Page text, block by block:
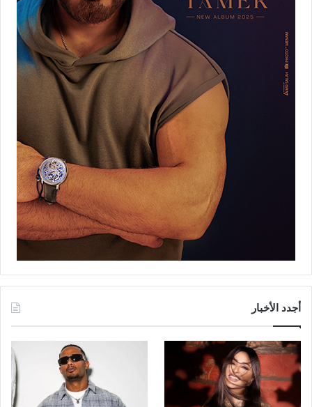
أجدد الأخبار